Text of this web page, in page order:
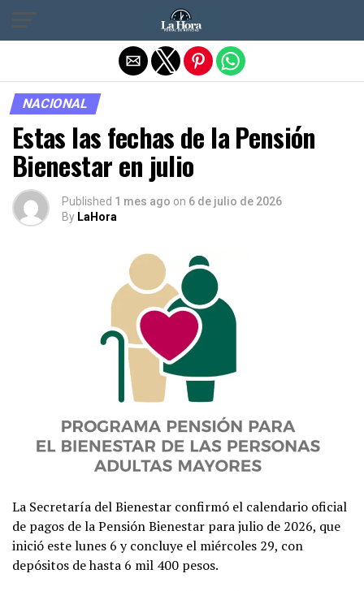
NACIONAL
Estas las fechas de la Pensión
Bienestar en julio
Published 1 mes ago on 6 de julio de 2026
By LaHora
La Secretaría del Bienestar confirmó el calendario oficial
de pagos de la Pensión Bienestar para julio de 2026, que
inició este lunes 6 y concluye el miércoles 29, con
depósitos de hasta 6 mil 400 pesos.
Salir de la versión móvil